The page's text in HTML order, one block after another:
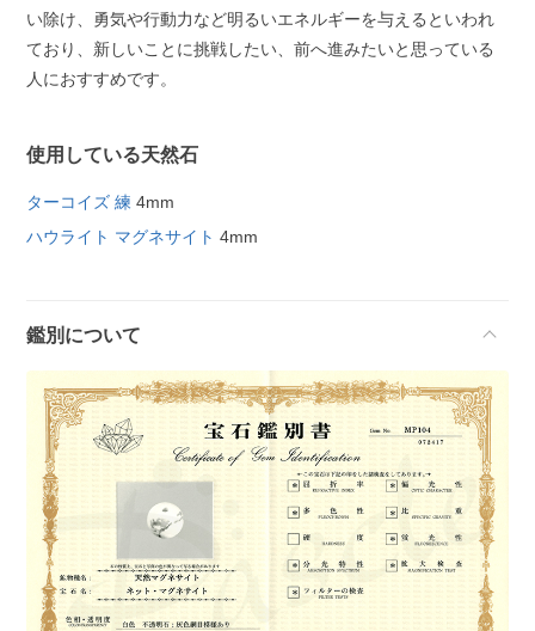
い除け、勇気や行動力など明るいエネルギーを与えるといわれ
ており、新しいことに挑戦したい、前へ進みたいと思っている
人におすすめです。
使用している天然石
ターコイズ 練 4mm
ハウライト マグネサイト 4mm
鑑別について